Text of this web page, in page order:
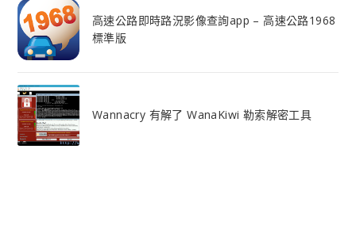
高速公路即時路況影像查詢app – 高速公路1968
標準版
Wannacry 有解了 WanaKiwi 勒索解密工具